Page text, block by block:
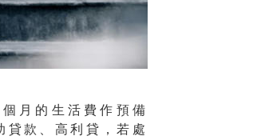
月的生活費作預備
貸款、高利貸，若處